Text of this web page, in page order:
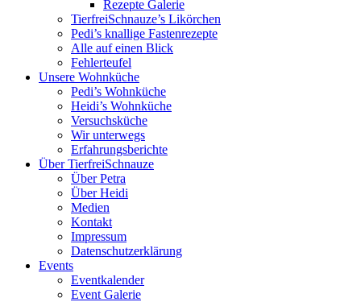
Rezepte Galerie
TierfreiSchnauze’s Likörchen
Pedi’s knallige Fastenrezepte
Alle auf einen Blick
Fehlerteufel
Unsere Wohnküche
Pedi’s Wohnküche
Heidi’s Wohnküche
Versuchsküche
Wir unterwegs
Erfahrungsberichte
Über TierfreiSchnauze
Über Petra
Über Heidi
Medien
Kontakt
Impressum
Datenschutzerklärung
Events
Eventkalender
Event Galerie